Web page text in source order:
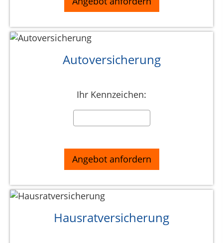
Autoversicherung
Ihr Kennzeichen:
Hausratversicherung